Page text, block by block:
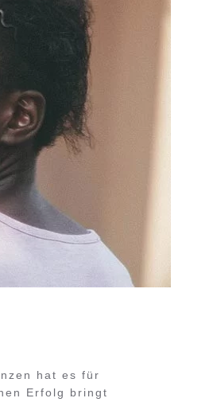
hat es für
Erfolg bringt